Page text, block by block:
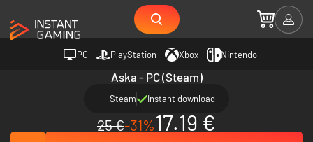
PC PlayStation Xbox Nintendo
Aska - PC (Steam)
Steam Instant download
25 €-31%17.19 €